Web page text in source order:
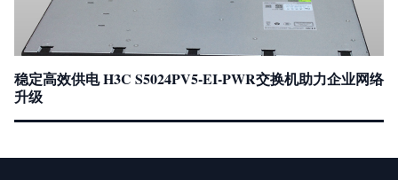
稳定高效供电 H3C S5024PV5-EI-PWR交换机助力企业网络
升级